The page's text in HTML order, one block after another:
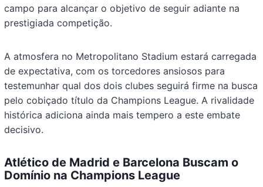
campo para alcançar o objetivo de seguir adiante na
prestigiada competição.
A atmosfera no Metropolitano Stadium estará carregada
de expectativa, com os torcedores ansiosos para
testemunhar qual dos dois clubes seguirá firme na busca
pelo cobiçado título da Champions League. A rivalidade
histórica adiciona ainda mais tempero a este embate
decisivo.
Atlético de Madrid e Barcelona Buscam o
Domínio na Champions League